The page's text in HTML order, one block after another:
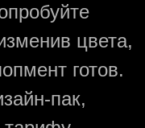
цвета,
готов.
пак,